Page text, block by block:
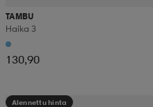
TAMBU
Haika 3
130,90
Alennettu hinta